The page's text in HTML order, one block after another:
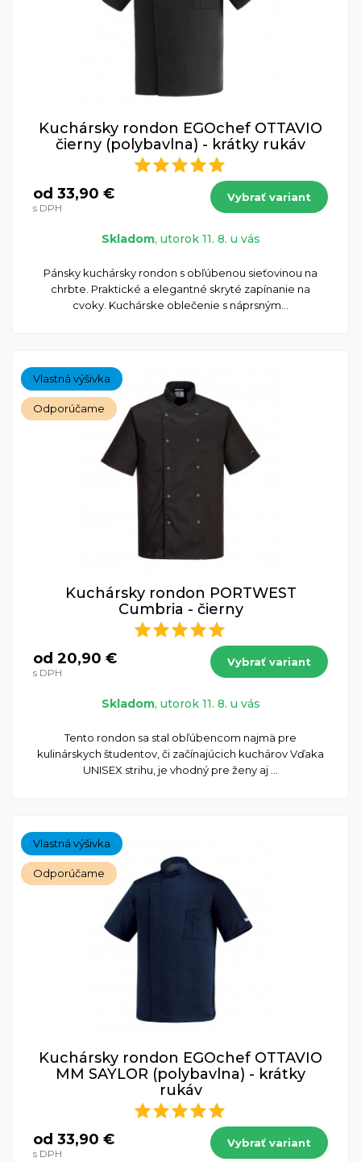
Kuchársky rondon EGOchef OTTAVIO
čierny (polybavlna) - krátky rukáv
od 33,90 €
s DPH
Vybrať variant
Skladom, utorok 11. 8. u vás
Pánsky kuchársky rondon s obľúbenou sieťovinou na
chrbte. Praktické a elegantné skryté zapínanie na
cvoky. Kuchárske oblečenie s náprsným...
Vlastná výšivka
Odporúčame
Kuchársky rondon PORTWEST
Cumbria - čierny
od 20,90 €
s DPH
Vybrať variant
Skladom, utorok 11. 8. u vás
​Tento rondon sa stal obľúbencom najmä pre
kulinárskych študentov, či začínajúcich kuchárov Vďaka
UNISEX strihu, je vhodný pre ženy aj ...
Vlastná výšivka
Odporúčame
Kuchársky rondon EGOchef OTTAVIO
MM SAYLOR (polybavlna) - krátky
rukáv
od 33,90 €
s DPH
Vybrať variant